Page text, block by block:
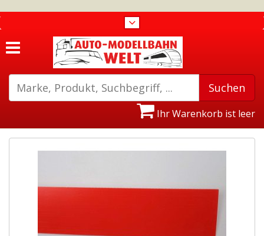
Ihr Warenkorb ist leer